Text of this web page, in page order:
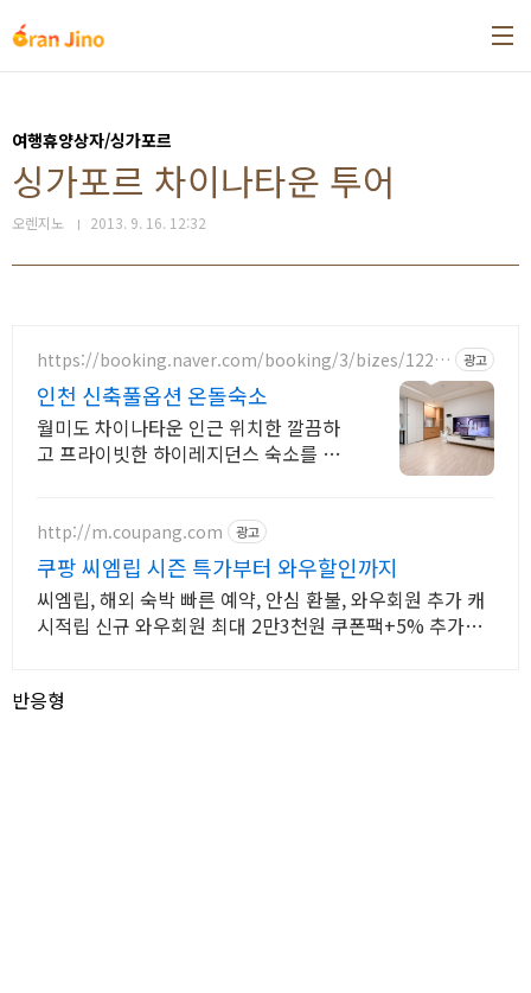
여행휴양상자/싱가포르
싱가포르 차이나타운 투어
오렌지노 2013. 9. 16. 12:32
https://booking.naver.com/booking/3/bizes/1224
광고
인천 신축풀옵션 온돌숙소
월미도 차이나타운 인근 위치한 깔끔하
고 프라이빗한 하이레지던스 숙소를 만
http://m.coupang.com 광고
쿠팡 씨엠립 시즌 특가부터 와우할인까지
씨엠립, 해외 숙박 빠른 예약, 안심 환불, 와우회원 추가 캐
시적립 신규 와우회원 최대 2만3천원 쿠폰팩+5% 추가적
반응형